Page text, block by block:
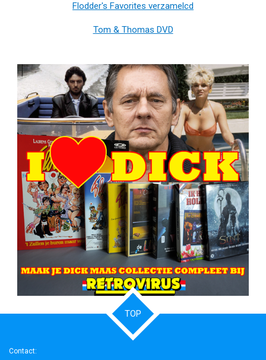
Flodder's Favorites verzamelcd
Tom & Thomas DVD
TOP
Contact: